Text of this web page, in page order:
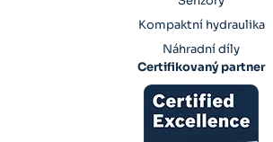
Kompaktní hydraulika
Náhradní díly
Certifikovaný partner